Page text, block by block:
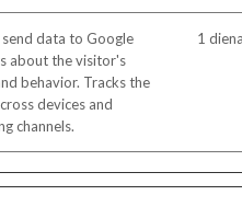
data to Google
about the visitor's
behavior. Tracks the
devices and
channels.
1 diena